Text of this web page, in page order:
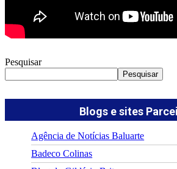
Pesquisar
Pesquisar
Blogs e sites
Agência de Notícias Baluarte
Badeco Colinas